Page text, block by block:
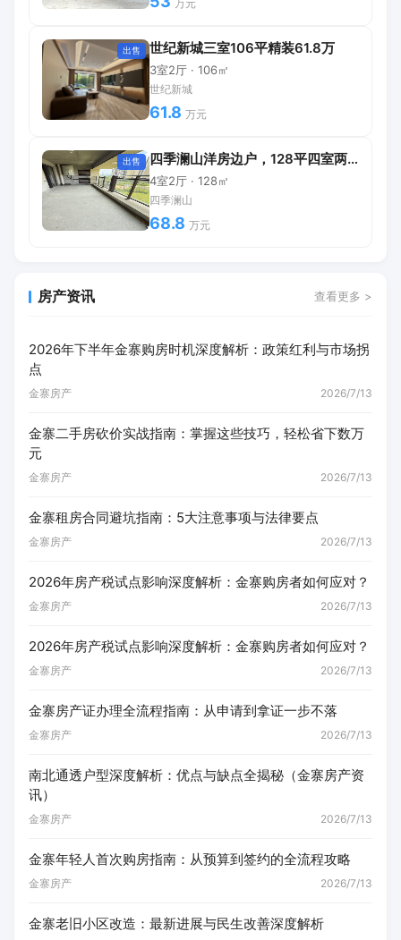
万元
出售 世纪新城三室106平精装61.8万
3室2厅 · 106㎡
世纪新城
61.8 万元
出售 四季澜山洋房边户，128平四室两厅68.8万
4室2厅 · 128㎡
四季澜山
68.8 万元
房产资讯 查看更多 >
2026年下半年金寨购房时机深度解析：政策红利与市场拐
点
金寨房产 2026/7/13
金寨二手房砍价实战指南：掌握这些技巧，轻松省下数万
元
金寨房产 2026/7/13
金寨租房合同避坑指南：5大注意事项与法律要点
金寨房产 2026/7/13
2026年房产税试点影响深度解析：金寨购房者如何应对？
金寨房产 2026/7/13
2026年房产税试点影响深度解析：金寨购房者如何应对？
金寨房产 2026/7/13
金寨房产证办理全流程指南：从申请到拿证一步不落
金寨房产 2026/7/13
南北通透户型深度解析：优点与缺点全揭秘（金寨房产资
讯）
金寨房产 2026/7/13
金寨年轻人首次购房指南：从预算到签约的全流程攻略
金寨房产 2026/7/13
金寨老旧小区改造：最新进展与民生改善深度解析